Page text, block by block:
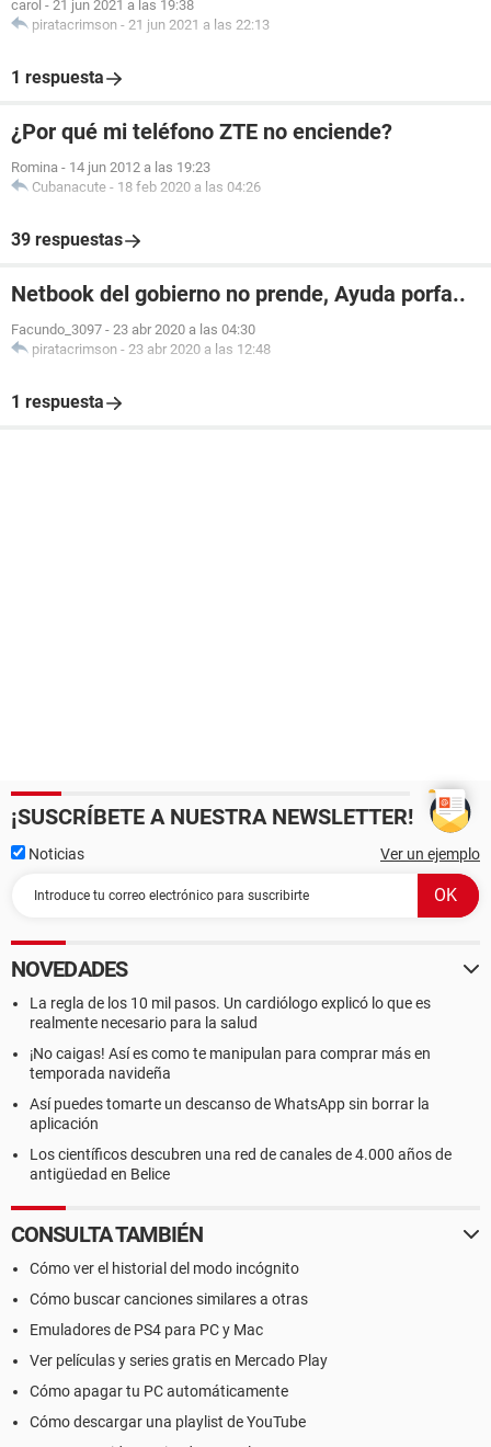
carol - 21 jun 2021 a las 19:38
piratacrimson - 21 jun 2021 a las 22:13
1 respuesta
¿Por qué mi teléfono ZTE no enciende?
Romina - 14 jun 2012 a las 19:23
Cubanacute - 18 feb 2020 a las 04:26
39 respuestas
Netbook del gobierno no prende, Ayuda porfa..
Facundo_3097 - 23 abr 2020 a las 04:30
piratacrimson - 23 abr 2020 a las 12:48
1 respuesta
¡SUSCRÍBETE A NUESTRA NEWSLETTER!
Noticias Ver un ejemplo
NOVEDADES
La regla de los 10 mil pasos. Un cardiólogo explicó lo que es
realmente necesario para la salud
¡No caigas! Así es como te manipulan para comprar más en
temporada navideña
Así puedes tomarte un descanso de WhatsApp sin borrar la
aplicación
Los científicos descubren una red de canales de 4.000 años de
antigüedad en Belice
CONSULTA TAMBIÉN
Cómo ver el historial del modo incógnito
Cómo buscar canciones similares a otras
Emuladores de PS4 para PC y Mac
Ver películas y series gratis en Mercado Play
Cómo apagar tu PC automáticamente
Cómo descargar una playlist de YouTube